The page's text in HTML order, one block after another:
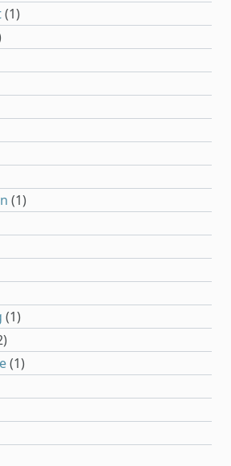
(1)
(1)
(1)
(1)